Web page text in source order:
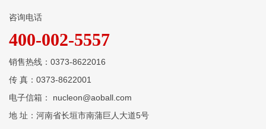
咨询电话
400-002-5557
销售热线：0373-8622016
传 真：0373-8622001
电子信箱： nucleon@aoball.com
地 址：河南省长垣市南蒲巨人大道5号